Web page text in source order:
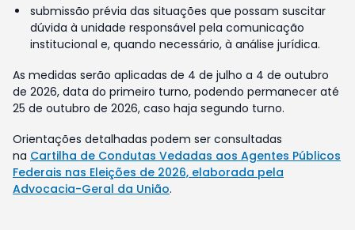
submissão prévia das situações que possam suscitar
dúvida à unidade responsável pela comunicação
institucional e, quando necessário, à análise jurídica.
As medidas serão aplicadas de 4 de julho a 4 de outubro
de 2026, data do primeiro turno, podendo permanecer até
25 de outubro de 2026, caso haja segundo turno.
Orientações detalhadas podem ser consultadas
na Cartilha de Condutas Vedadas aos Agentes Públicos
Federais nas Eleições de 2026, elaborada pela
Advocacia-Geral da União.